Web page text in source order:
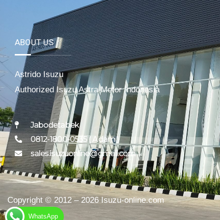
ABOUT US
Astrido Isuzu
Authorized Isuzu Astra Motor Indonesia
Jabodetabek
0812-1800-0535 ( Adam )
sales.isuzuonline@gmail.com
Copyright © 2012 – 2026 Isuzu-online.com
WhatsApp